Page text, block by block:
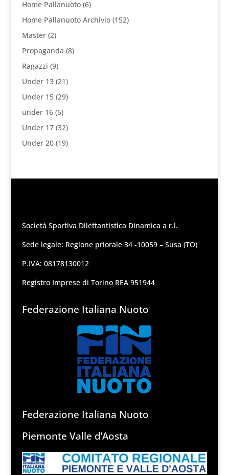
Home Pallanuoto(6)
Home Pallanuoto Archivio(152)
Master(2)
Propaganda (8)
Ragazzi (9)
Under 13(21)
Under 15(29)
under 16(5)
Under 17(32)
Under 20(19)
Società Sportiva Dilettantistica Dinamica a r.l.
Sede legale: Regione priorale 34 -10059 – Susa (TO)
P.IVA: 08178130012
Registro Imprese di Torino REA 951944
Federazione Italiana Nuoto
Federazione Italiana Nuoto
Piemonte Valle d’Aosta